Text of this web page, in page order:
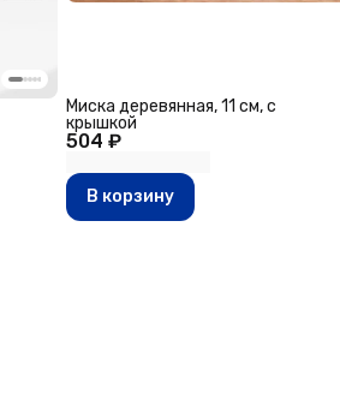
504 ₽
Миска деревянная, 11 см, с
крышкой
В корзину